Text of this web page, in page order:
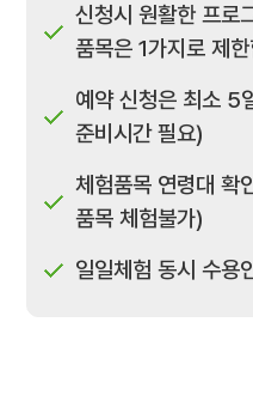
신청시 원활한 프로
품목은 1가지로 제
예약 신청은 최소 5
준비시간 필요)
체험품목 연령대 확
품목 체험불가)
일일체험 동시 수용